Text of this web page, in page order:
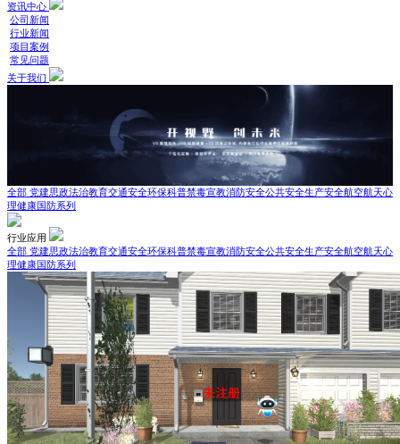
资讯中心
公司新闻
行业新闻
项目案例
常见问题
关于我们
全部 党建思政法治教育交通安全环保科普禁毒宣教消防安全公共安全生产安全航空航天心
理健康国防系列
行业应用
全部 党建思政法治教育交通安全环保科普禁毒宣教消防安全公共安全生产安全航空航天心
理健康国防系列